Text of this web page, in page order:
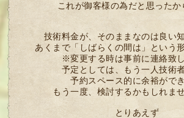
これが御客様の為だと思ったか
技術料金が、そのままなのは良い
あくまで「しばらくの間は」という
※変更する時は事前に連絡致し
予定としては、もう一人技術
予約スペース的に余裕がで
もう一度、検討するかもしれま
とりあえず